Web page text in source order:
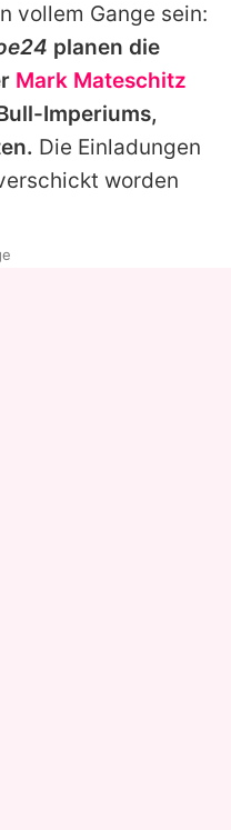
vollem Gange sein:
planen die
Mark Mateschitz
Imperiums,
Die Einladungen
worden